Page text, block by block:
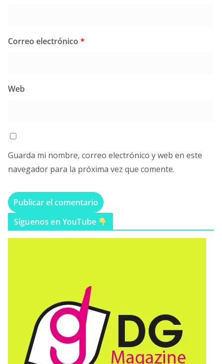
Correo electrónico *
Web
Guarda mi nombre, correo electrónico y web en este
navegador para la próxima vez que comente.
Síguenos en YouTube